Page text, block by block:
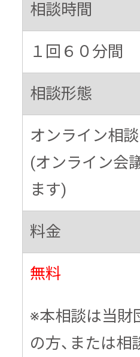
相談時間
１回６０分間
相談形態
オンライン相談
(オンライン会
ます)
料金
無料
※本相談は当財
の方、または